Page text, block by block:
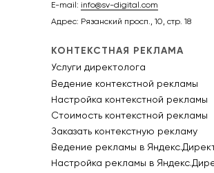
E-mail: info@sv-digital.com
Адрес: Рязанский просп., 10, стр. 18
КОНТЕКСТНАЯ РЕКЛАМА
Настройка контекстной рекламы
Ведение рекламы в
Настройка рекламы в
Услуги директолога
Ведение контекстной рекламы
Стоимость контекстной рекламы
Заказать контекстную рекламу